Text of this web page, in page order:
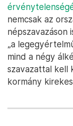
nemcsak az
népszavazáson
„a
mind a négy
szavazattal kell
kormány